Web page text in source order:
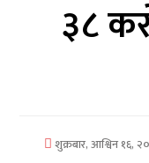
विज्ञान
३८
शुक्रबार, आश्विन १६,